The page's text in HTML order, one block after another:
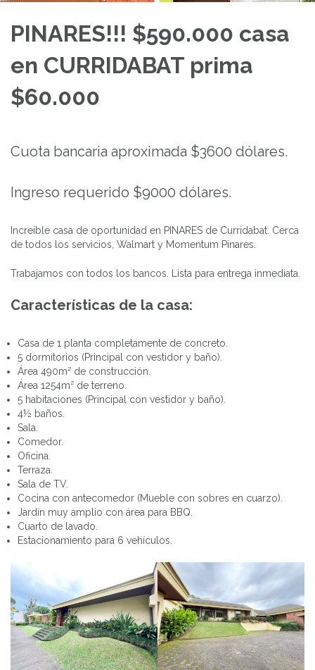
PINARES!!! $590.000 casa
en CURRIDABAT prima
$60.000
Cuota bancaria aproximada $3600 dólares.
Ingreso requerido $9000 dólares.
Increíble casa de oportunidad en PINARES de Curridabat. Cerca
de todos los servicios, Walmart y Momentum Pinares.
Trabajamos con todos los bancos. Lista para entrega inmediata.
Características de la casa:
Casa de 1 planta completamente de concreto.
5 dormitorios (Principal con vestidor y baño).
Área 490m² de construcción.
Área 1254m² de terreno.
5 habitaciones (Principal con vestidor y baño).
4½ baños.
Sala.
Comedor.
Oficina.
Terraza.
Sala de TV.
Cocina con antecomedor (Mueble con sobres en cuarzo).
Jardín muy amplio con área para BBQ.
Cuarto de lavado.
Estacionamiento para 6 vehículos.